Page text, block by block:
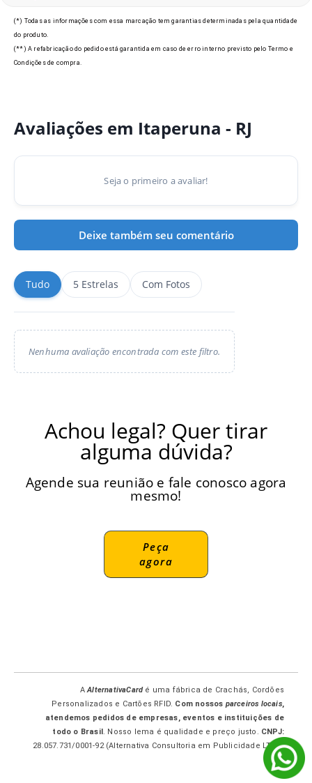
Modelos de Crachás em
Itaperuna - RJ
(*) Todas as informações com essa marcação tem garantias determinadas pela quantidade
do produto.
(**) A refabricação do pedido está garantida em caso de erro interno previsto pelo Termo e
Condições de compra.
Avaliações em Itaperuna - RJ
Seja o primeiro a avaliar!
Deixe também seu comentário
Tudo 5 Estrelas Com Fotos
Nenhuma avaliação encontrada com este filtro.
Achou legal? Quer tirar
alguma dúvida?
Agende sua reunião e fale conosco agora
mesmo!
Peça
agora
AAlternativaCardé uma fábrica de Crachás, Cordões
Personalizados e Cartões RFID. Com nossos parceiros locais,
atendemos pedidos de empresas, eventos e instituições de
todo o Brasil . Nosso lema é qualidade e preço justo. CNPJ:
28.057.731/0001-92 (Alternativa Consultoria em Publicidade LTDA-
ME.)